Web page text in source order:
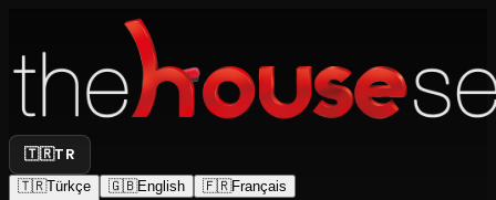
🇹🇷TR
🇹🇷Türkçe 🇬🇧English 🇫🇷Français